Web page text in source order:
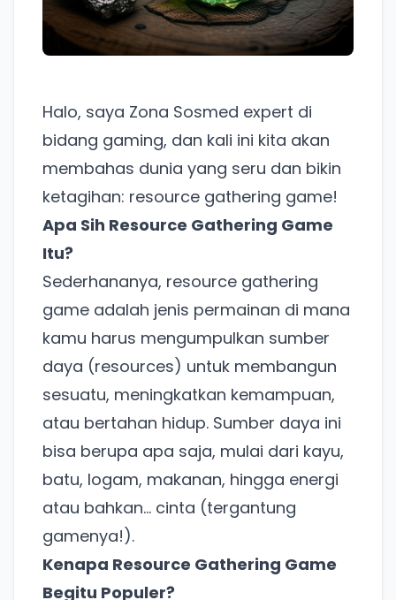
Halo, saya Zona Sosmed expert di
bidang gaming, dan kali ini kita akan
membahas dunia yang seru dan bikin
ketagihan: resource gathering game!
Apa Sih Resource Gathering Game
Itu?
Sederhananya, resource gathering
game adalah jenis permainan di mana
kamu harus mengumpulkan sumber
daya (resources) untuk membangun
sesuatu, meningkatkan kemampuan,
atau bertahan hidup. Sumber daya ini
bisa berupa apa saja, mulai dari kayu,
batu, logam, makanan, hingga energi
atau bahkan… cinta (tergantung
gamenya!).
Kenapa Resource Gathering Game
Begitu Populer?